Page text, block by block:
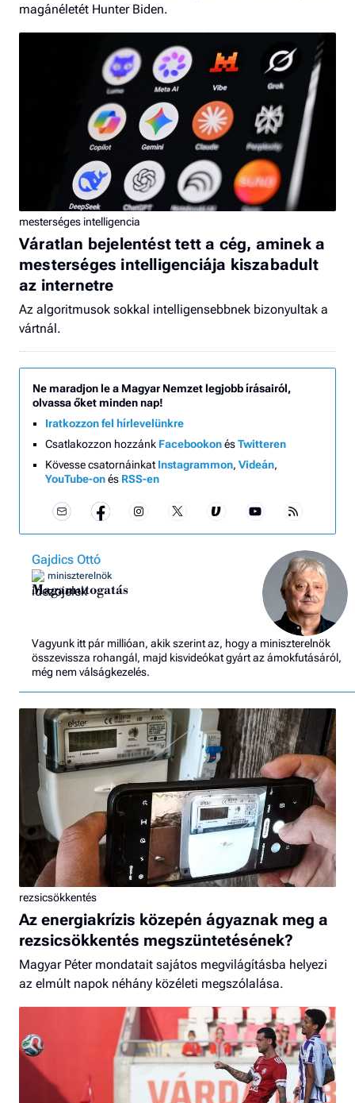
magánéletét Hunter Biden.
mesterséges intelligencia
Váratlan bejelentést tett a cég, aminek a
mesterséges intelligenciája kiszabadult
az internetre
Az algoritmusok sokkal intelligensebbnek bizonyultak a
vártnál.
Ne maradjon le a Magyar Nemzet legjobb írásairól,
olvassa őket minden nap!
Iratkozzon fel hírlevelünkre
Csatlakozzon hozzánk FacebookonésTwitteren
Kövesse csatornáinkat Instagrammon, Videán,
YouTube-onés RSS-en
Gajdics Ottó
miniszterelnök
Magamutogatás
Vagyunk itt pár millióan, akik szerint az, hogy a miniszterelnök
összevissza rohangál, majd kisvideókat gyárt az ámokfutásáról,
még nem válságkezelés.
rezsicsökkentés
Az energiakrízis közepén ágyaznak meg a
rezsicsökkentés megszüntetésének?
Magyar Péter mondatait sajátos megvilágításba helyezi
az elmúlt napok néhány közéleti megszólalása.